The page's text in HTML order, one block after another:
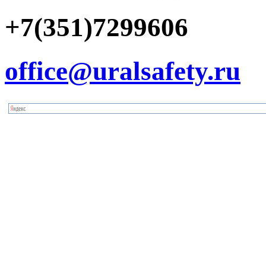
+7(351)7299606
office@uralsafety.ru